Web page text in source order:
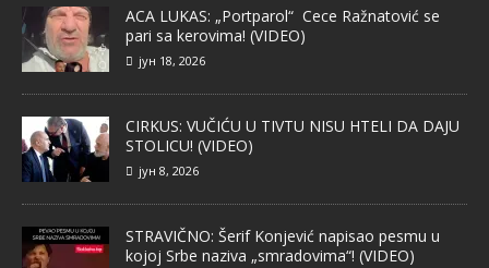
ACA LUKAS: „Portparol“ Cece Ražnatović se
pari sa kerovima! (VIDEO)
јун 18, 2026
CIRKUS: VUČIĆU U TIVTU NISU HTELI DA DAJU
STOLICU! (VIDEO)
јун 8, 2026
STRAVIČNO: Šerif Konjević napisao pesmu u
kojoj Srbe naziva „smradovima“! (VIDEO)